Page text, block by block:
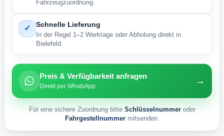
Fahrzeugzuordnung.
✓ Schnelle Lieferung
In der Regel 1–2 Werktage oder Abholung direkt in
Bielefeld.
Preis & Verfügbarkeit anfragen
Direkt per WhatsApp →
Für eine sichere Zuordnung bitte Schlüsselnummeroder
Fahrgestellnummermitsenden.